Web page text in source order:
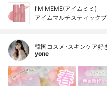
I'M MEME(アイムミミ)
アイムマルチスティック
韓国コスメ･スキンケア好
yone